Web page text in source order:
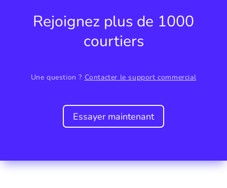
Rejoignez plus de 1000
courtiers
Une question ? Contacter le support commercial
Essayer maintenant